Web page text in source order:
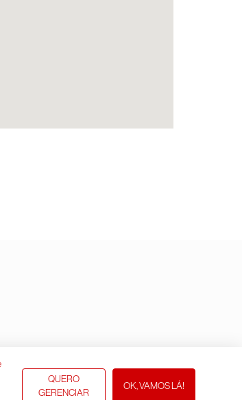
QUERO
GERENCIAR
OK, VAMOS LÁ!